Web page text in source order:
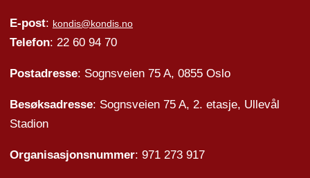
E-post: kondis@kondis.no
Telefon: 22 60 94 70
Postadresse: Sognsveien 75 A, 0855 Oslo
Besøksadresse: Sognsveien 75 A, 2. etasje, Ullevål
Stadion
Organisasjonsnummer: 971 273 917